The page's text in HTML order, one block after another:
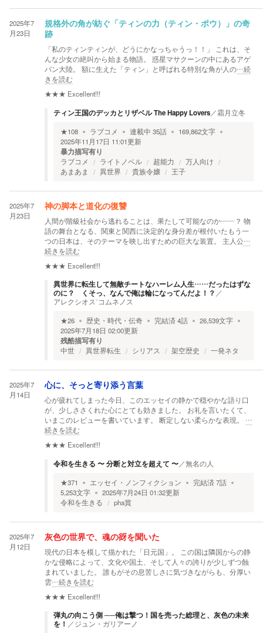
2025年7
月23日
規格外の角が紡ぐ「ティンの力（ティン・ポウ）」の奇
跡
「私のティンティンが、どうにかなっちゃうっ！！」 これは、そ
んな少女の絶叫から始まる物語。 惑星マサクーンの中にあるアゲ
パン大陸。 額に生えた「ティン」と呼ばれる特別な角が人の…続
きを読む
★★★ Excellent!!!
ティン王国のデッカとリザベル The Happy Lovers／霜月立冬
★108 ラブコメ 連載中 35話 169,862文字
2025年11月17日 11:01更新
暴力描写有り
ラブコメ ライトノベル 超能力
万人向け
あまあま
異世界 貴族令嬢 王子
2025年7
月23日
神の脚本と道化の復讐
人間が階級社会から逃れることは、果たして可能なのか――？ 物
語の舞台となる、関東と関西に決定的な身分差が根付いたもう一
つの日本は、そのテーマを映し出すための巨大な装置。 主人公…
続きを読む
★★★ Excellent!!!
異世界に転生して無敵チートなハーレム人生……だったはずな
のに？ くそっ、なんで俺は輪になってんだよ！？ ／
アレクシオス˙コムネノス
★26 歴史・時代・伝奇 完結済4話 26,539文字
2025年7月18日 02:00更新
残酷描写有り
中世 異世界転生 シリアス 架空歴史 一発ネタ
2025年7
月14日
心に、そっと寄り添う言葉
心が疲れてしまった今日、このエッセイの静かで穏やかな語り口
が、少しささくれた心にとても効きました。 お礼を言いたくて、
いまこのレビューを書いています。 断定しない柔らかな表現。 …
続きを読む
★★★ Excellent!!!
令和を生きる 〜 分断と対立を超えて 〜／無名の人
★371 エッセイ・ノンフィクション 完結済7話
5,253文字 2025年7月24日 01:32更新
令和を生きる
pha賞
2025年7
月12日
灰色の世界で、魂の谺を聞いた
現代の日本を模して描かれた「日元国」。 この国は隣国からの静
かな侵略によって、文化や国土、そして人々の誇りが少しずつ蝕
まれていました。 誰もがその息苦しさに気づきながらも、分厚い
雲…続きを読む
★★★ Excellent!!!
弾丸の向こう側 ──俺は撃つ！国を売った総理と、灰色の未来
を！ ／ジュン・ガリアーノ